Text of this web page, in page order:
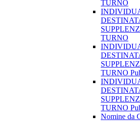
TURNO
TURNO
TURNO
TURNO
Nomine da